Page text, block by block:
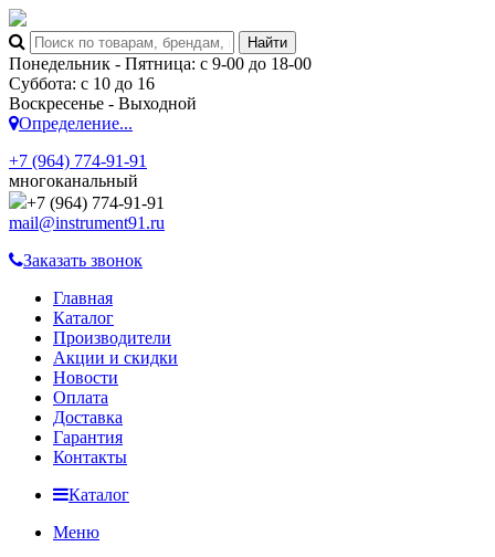
Понедельник - Пятница: с 9-00 до 18-00
Суббота: с 10 до 16
Воскресенье - Выходной
Определение...
+7 (964) 774-91-91
многоканальный
+7 (964) 774-91-91
mail@instrument91.ru
Заказать звонок
Главная
Каталог
Производители
Акции и скидки
Новости
Оплата
Доставка
Гарантия
Контакты
Каталог
Меню